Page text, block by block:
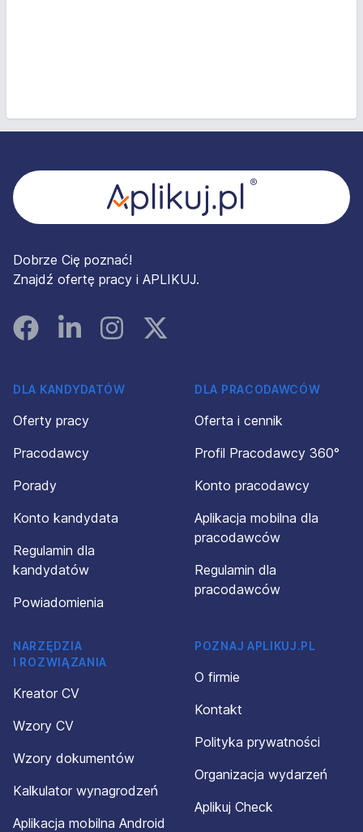
Dobrze Cię poznać!
Znajdź ofertę pracy i APLIKUJ.
FacebookLinked InInstagramInstagram
DLA KANDYDATÓW
Oferty pracy
Pracodawcy
Porady
Konto kandydata
Regulamin dla
kandydatów
Powiadomienia
DLA PRACODAWCÓW
Oferta i cennik
Profil Pracodawcy 360°
Konto pracodawcy
Aplikacja mobilna dla
pracodawców
Regulamin dla
pracodawców
NARZĘDZIA
I ROZWIĄZANIA
Kreator CV
Wzory CV
Wzory dokumentów
Kalkulator wynagrodzeń
Aplikacja mobilna Android
POZNAJ APLIKUJ.PL
O firmie
Kontakt
Polityka prywatności
Organizacja wydarzeń
Aplikuj Check